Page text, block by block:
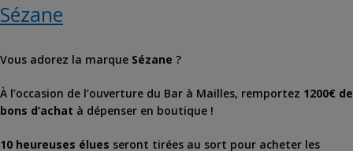
Sézane
Vous adorez la marque Sézane ?
À l’occasion de l’ouverture du Bar à Mailles, remportez 1200€ de
bons d’achat à dépenser en boutique !
10 heureuses élues seront tirées au sort pour acheter les